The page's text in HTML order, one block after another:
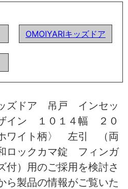
OMOIYARIキッズドア
ズドア 吊戸 インセッ
イン １０１４幅 ２０
ワイト柄〉 左引 （両
ロックカマ錠 フィンガ
）用のご採用を検討さ
ら製品の情報がご覧いた